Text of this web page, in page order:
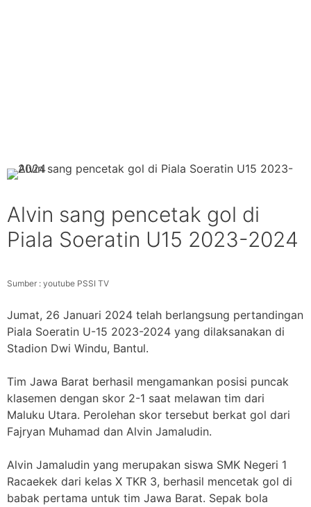
Alvin sang pencetak gol di
Piala Soeratin U15 2023-2024
Sumber : youtube PSSI TV
Jumat, 26 Januari 2024 telah berlangsung pertandingan
Piala Soeratin U-15 2023-2024 yang dilaksanakan di
Stadion Dwi Windu, Bantul.
Tim Jawa Barat berhasil mengamankan posisi puncak
klasemen dengan skor 2-1 saat melawan tim dari
Maluku Utara. Perolehan skor tersebut berkat gol dari
Fajryan Muhamad dan Alvin Jamaludin.
Alvin Jamaludin yang merupakan siswa SMK Negeri 1
Racaekek dari kelas X TKR 3, berhasil mencetak gol di
babak pertama untuk tim Jawa Barat. Sepak bola